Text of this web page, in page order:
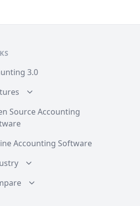
3.0
Source Accounting
Accounting Software